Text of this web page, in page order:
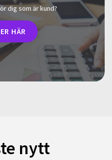
dig som är kund?
HÄR
nytt